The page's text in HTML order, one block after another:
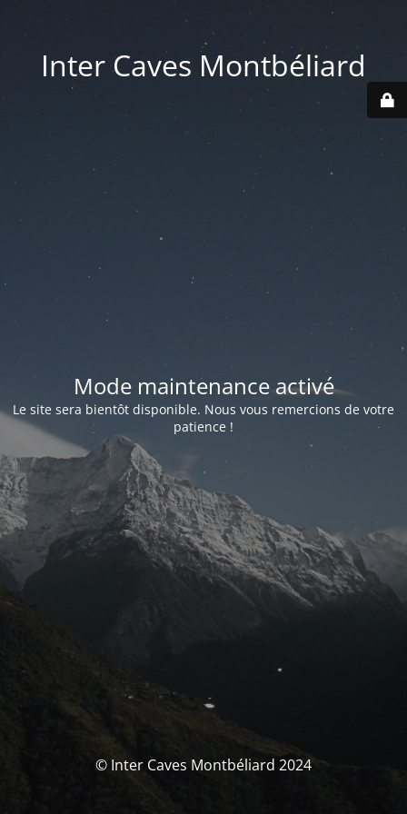
Inter Caves Montbéliard
Mode maintenance activé
Le site sera bientôt disponible. Nous vous remercions de votre
patience !
© Inter Caves Montbéliard 2024